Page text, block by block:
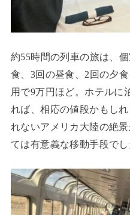
約55時間の列車の旅は、
食、3回の昼食、2回の夕
用で9万円ほど。ホテルに
れば、相応の値段かもし
れないアメリカ大陸の絶
ては有意義な移動手段でし